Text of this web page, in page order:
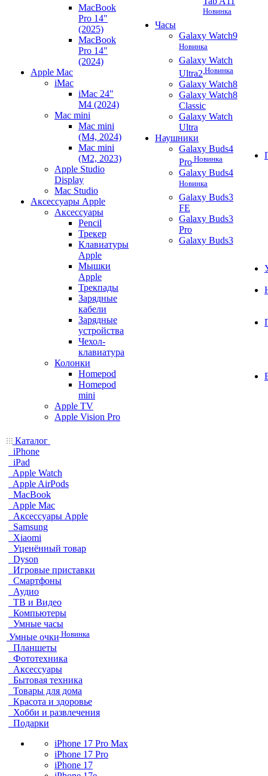
MacBook
Pro 14"
(2025)
MacBook
Pro 14"
(2024)
Apple Mac
iMac
iMac 24"
M4 (2024)
Mac mini
Mac mini
(M4, 2024)
Mac mini
(M2, 2023)
Apple Studio
Display
Mac Studio
Аксессуары Apple
Аксессуары
Pencil
Трекер
Клавиатуры
Apple
Мышки
Apple
Трекпады
Зарядные
кабели
Зарядные
устройства
Чехол-
клавиатура
Колонки
Homepod
Homepod
mini
Apple TV
Apple Vision Pro
Новинка
Часы
Galaxy Watch9
Новинка
Galaxy Watch
Ultra2 Новинка
Galaxy Watch8
Galaxy Watch8
Classic
Galaxy Watch
Ultra
Наушники
Galaxy Buds4
Pro Новинка
Galaxy Buds4
Новинка
Galaxy Buds3
FE
Galaxy Buds3
Pro
Galaxy Buds3
Каталог
iPhone
iPad
Apple Watch
Apple AirPods
MacBook
Apple Mac
Аксессуары Apple
Samsung
Xiaomi
Уценённый товар
Dyson
Игровые приставки
Смартфоны
Аудио
ТВ и Видео
Компьютеры
Умные часы
Умные очки Новинка
Планшеты
Фототехника
Аксессуары
Бытовая техника
Товары для дома
Красота и здоровье
Хобби и развлечения
Подарки
iPhone 17 Pro Max
iPhone 17 Pro
iPhone 17